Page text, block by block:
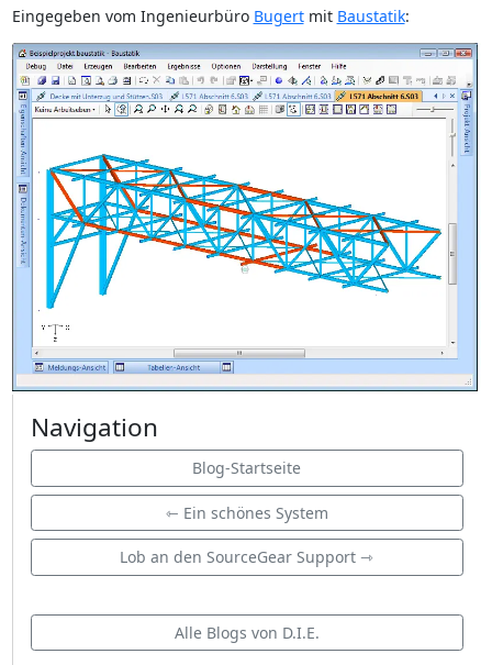
Eingegeben vom Ingenieurbüro Bugertmit Baustatik:
Navigation
Blog-Startseite
⇽ Ein schönes System
Lob an den SourceGear Support ⇾
Alle Blogs von D.I.E.